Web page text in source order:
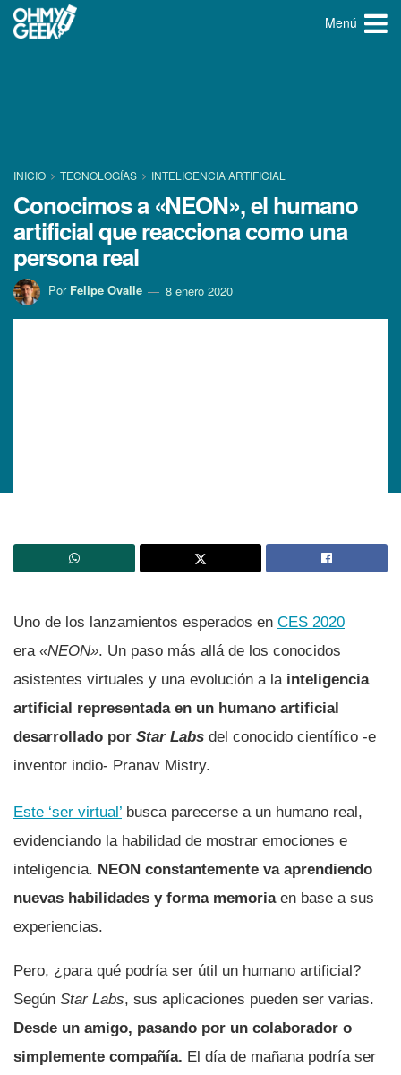
Menú
INICIO TECNOLOGÍ­AS INTELIGENCIA ARTIFICIAL
Conocimos a «NEON», el humano
artificial que reacciona como una
persona real
Por Felipe Ovalle 8 enero 2020
Uno de los lanzamientos esperados en CES 2020
era «NEON». Un paso más allá de los conocidos
asistentes virtuales y una evolución a la inteligencia
artificial representada en un humano artificial
desarrollado por Star Labs del conocido cientí­fico -e
inventor indio- Pranav Mistry.
Este ‘ser virtual’ busca parecerse a un humano real,
evidenciando la habilidad de mostrar emociones e
inteligencia. NEON constantemente va aprendiendo
nuevas habilidades y forma memoriaen base a sus
experiencias.
Pero, ¿para qué podrí­a ser útil un humano artificial?
Según Star Labs, sus aplicaciones pueden ser varias.
Desde un amigo, pasando por un colaborador o
simplemente compañí­a. El dí­a de mañana podrí­a ser